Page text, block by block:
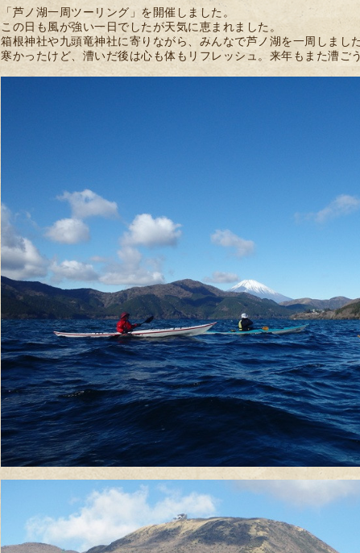
「芦ノ湖一周ツーリング」を開催しました。
この日も風が強い一日でしたが天気に恵まれました。
箱根神社や九頭竜神社に寄りながら、みんなで芦ノ湖を一周しました
寒かったけど、漕いだ後は心も体もリフレッシュ。来年もまた漕ご